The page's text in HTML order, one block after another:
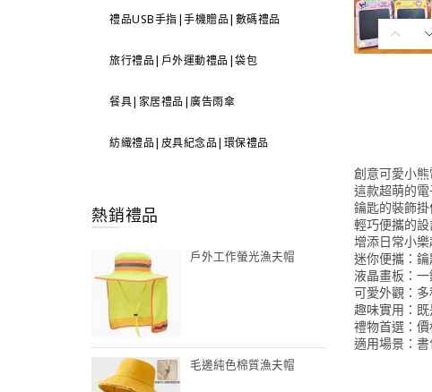
禮品USB手指|手機贈品|數碼禮品
旅行禮品|戶外運動禮品|袋包
餐具|家居禮品|廣告雨傘
紡織禮品|皮具紀念品|環保禮品
熱銷禮品
戶外工作螢光漁夫帽
毛邊純色棉質漁夫帽
創意可愛小
這款超萌的
鑰匙的裝飾
輕巧便攜的
增添日常小樂
迷你便攜：
液晶畫板：
可愛外觀：
趣味實用：
禮物首選：
適用場景：